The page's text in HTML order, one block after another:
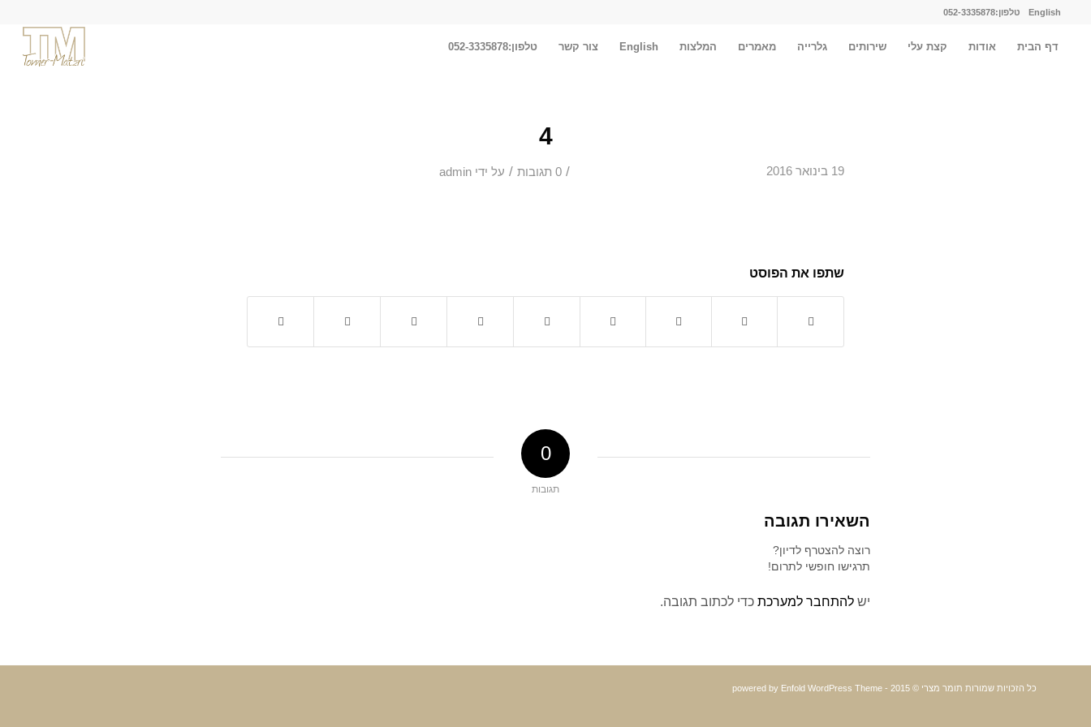
English טלפון:052-3335878
דף הבית אודות קצת עלי שירותים גלרייה מאמרים המלצות English צור קשר טלפון:052-3335878
4
19 בינואר 2016 / 0 תגובות / על ידי admin
שתפו את הפוסט
0
תגובות
השאירו תגובה
רוצה להצטרף לדיון?
תרגישו חופשי לתרום!
יש להתחבר למערכת כדי לכתוב תגובה.
כל הזכויות שמורות תומר מצרי © 2015 - powered by Enfold WordPress Theme